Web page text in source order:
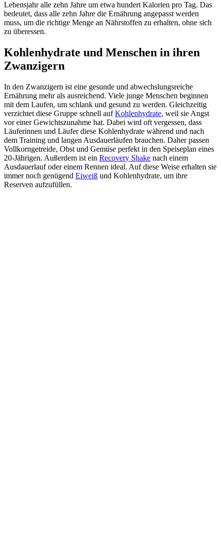
Lebensjahr alle zehn Jahre um etwa hundert Kalorien pro Tag. Das
bedeutet, dass alle zehn Jahre die Ernährung angepasst werden
muss, um die richtige Menge an Nährstoffen zu erhalten, ohne sich
zu überessen.
Kohlenhydrate und Menschen in ihren
Zwanzigern
In den Zwanzigern ist eine gesunde und abwechslungsreiche
Ernährung mehr als ausreichend. Viele junge Menschen beginnen
mit dem Laufen, um schlank und gesund zu werden. Gleichzeitig
verzichtet diese Gruppe schnell aufKohlenhydrate, weil sie Angst
vor einer Gewichtszunahme hat. Dabei wird oft vergessen, dass
Läuferinnen und Läufer diese Kohlenhydrate während und nach
dem Training und langen Ausdauerläufen brauchen. Daher passen
Vollkorngetreide, Obst und Gemüse perfekt in den Speiseplan eines
20-Jährigen. Außerdem ist ein Recovery Shake nach einem
Ausdauerlauf oder einem Rennen ideal. Auf diese Weise erhalten sie
immer noch genügend Eiweiß und Kohlenhydrate, um ihre
Reserven aufzufüllen.